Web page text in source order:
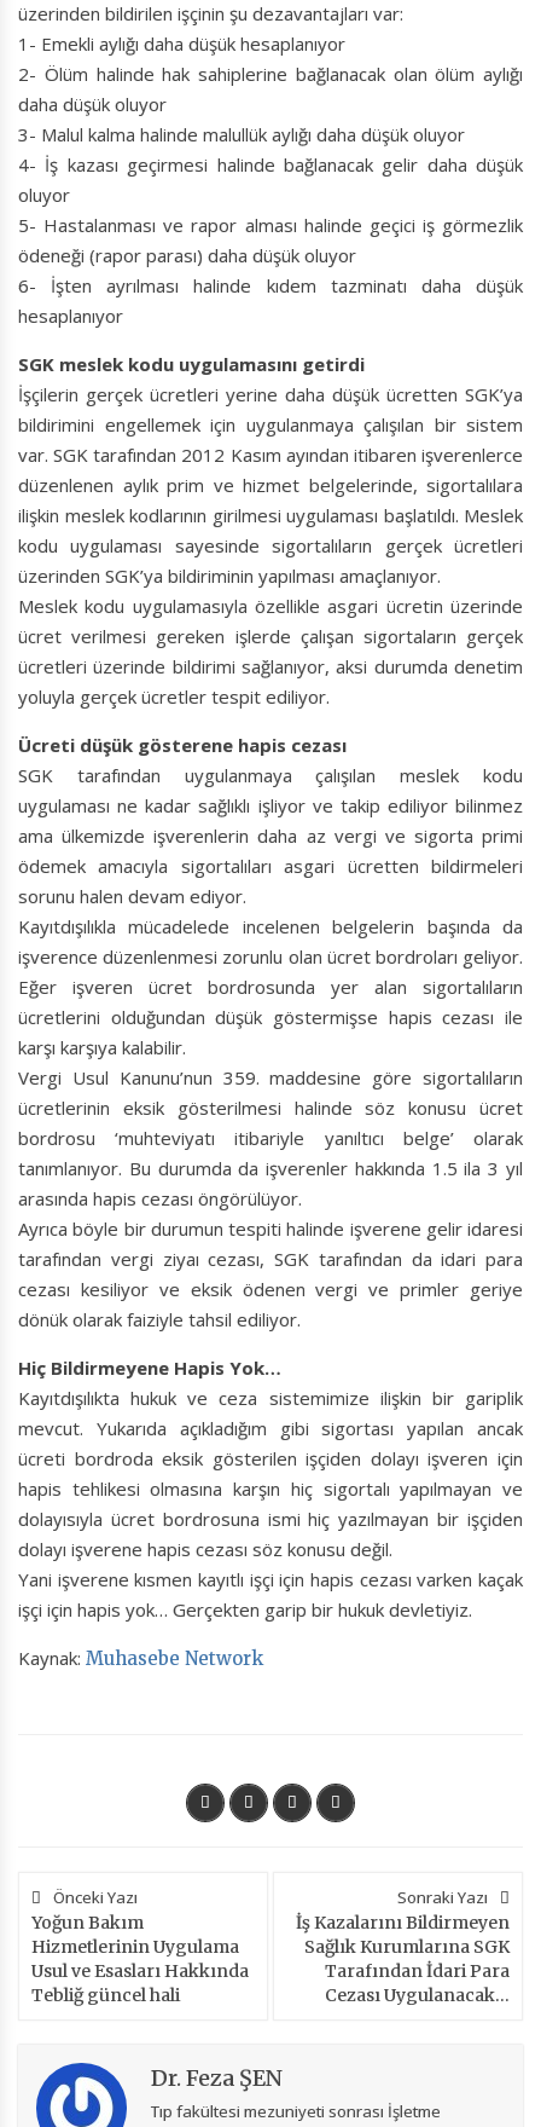
üzerinden bildirilen işçinin şu dezavantajları var:
1- Emekli aylığı daha düşük hesaplanıyor
2- Ölüm halinde hak sahiplerine bağlanacak olan ölüm aylığı
daha düşük oluyor
3- Malul kalma halinde malullük aylığı daha düşük oluyor
4- İş kazası geçirmesi halinde bağlanacak gelir daha düşük
oluyor
5- Hastalanması ve rapor alması halinde geçici iş görmezlik
ödeneği (rapor parası) daha düşük oluyor
6- İşten ayrılması halinde kıdem tazminatı daha düşük
hesaplanıyor
SGK meslek kodu uygulamasını getirdi
İşçilerin gerçek ücretleri yerine daha düşük ücretten SGK’ya
bildirimini engellemek için uygulanmaya çalışılan bir sistem
var. SGK tarafından 2012 Kasım ayından itibaren işverenlerce
düzenlenen aylık prim ve hizmet belgelerinde, sigortalılara
ilişkin meslek kodlarının girilmesi uygulaması başlatıldı. Meslek
kodu uygulaması sayesinde sigortalıların gerçek ücretleri
üzerinden SGK’ya bildiriminin yapılması amaçlanıyor.
Meslek kodu uygulamasıyla özellikle asgari ücretin üzerinde
ücret verilmesi gereken işlerde çalışan sigortaların gerçek
ücretleri üzerinde bildirimi sağlanıyor, aksi durumda denetim
yoluyla gerçek ücretler tespit ediliyor.
Ücreti düşük gösterene hapis cezası
SGK tarafından uygulanmaya çalışılan meslek kodu
uygulaması ne kadar sağlıklı işliyor ve takip ediliyor bilinmez
ama ülkemizde işverenlerin daha az vergi ve sigorta primi
ödemek amacıyla sigortalıları asgari ücretten bildirmeleri
sorunu halen devam ediyor.
Kayıtdışılıkla mücadelede incelenen belgelerin başında da
işverence düzenlenmesi zorunlu olan ücret bordroları geliyor.
Eğer işveren ücret bordrosunda yer alan sigortalıların
ücretlerini olduğundan düşük göstermişse hapis cezası ile
karşı karşıya kalabilir.
Vergi Usul Kanunu’nun 359. maddesine göre sigortalıların
ücretlerinin eksik gösterilmesi halinde söz konusu ücret
bordrosu ‘muhteviyatı itibariyle yanıltıcı belge’ olarak
tanımlanıyor. Bu durumda da işverenler hakkında 1.5 ila 3 yıl
arasında hapis cezası öngörülüyor.
Ayrıca böyle bir durumun tespiti halinde işverene gelir idaresi
tarafından vergi ziyaı cezası, SGK tarafından da idari para
cezası kesiliyor ve eksik ödenen vergi ve primler geriye
dönük olarak faiziyle tahsil ediliyor.
Hiç Bildirmeyene Hapis Yok…
Kayıtdışılıkta hukuk ve ceza sistemimize ilişkin bir gariplik
mevcut. Yukarıda açıkladığım gibi sigortası yapılan ancak
ücreti bordroda eksik gösterilen işçiden dolayı işveren için
hapis tehlikesi olmasına karşın hiç sigortalı yapılmayan ve
dolayısıyla ücret bordrosuna ismi hiç yazılmayan bir işçiden
dolayı işverene hapis cezası söz konusu değil.
Yani işverene kısmen kayıtlı işçi için hapis cezası varken kaçak
işçi için hapis yok… Gerçekten garip bir hukuk devletiyiz.
Kaynak: Muhasebe Network
Önceki Yazı
Yoğun Bakım
Hizmetlerinin Uygulama
Usul ve Esasları Hakkında
Tebliğ güncel hali
Sonraki Yazı
İş Kazalarını Bildirmeyen
Sağlık Kurumlarına SGK
Tarafından İdari Para
Cezası Uygulanacak…
Dr. Feza ŞEN
Tıp fakültesi mezuniyeti sonrası İşletme